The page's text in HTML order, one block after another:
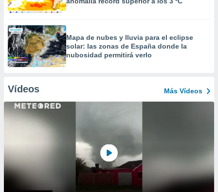
Mapa de nubes y lluvia para el eclipse
solar: las zonas de España donde la
nubosidad permitirá verlo
Vídeos Más Vídeos